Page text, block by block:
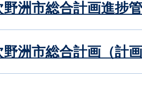
野洲市総合計画進捗
野洲市総合計画（計